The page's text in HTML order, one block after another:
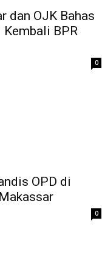
dan OJK Bahas
Kembali BPR
0
OPD di
0